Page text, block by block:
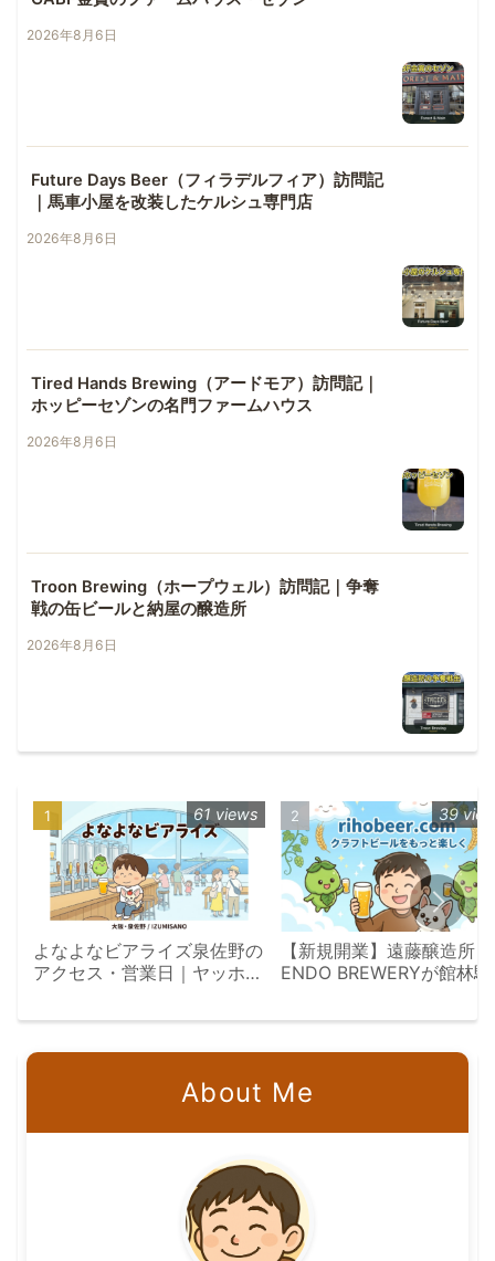
2026年8月6日
Future Days Beer（フィラデルフィア）訪問記
｜馬車小屋を改装したケルシュ専門店
2026年8月6日
Tired Hands Brewing（アードモア）訪問記｜
ホッピーセゾンの名門ファームハウス
2026年8月6日
Troon Brewing（ホープウェル）訪問記｜争奪
戦の缶ビールと納屋の醸造所
2026年8月6日
よなよなビアライズ泉佐野の
アクセス・営業日｜ヤッホー
61 views
【新規開業】遠藤醸造所
ENDO BREWERYが館林
39
About Me